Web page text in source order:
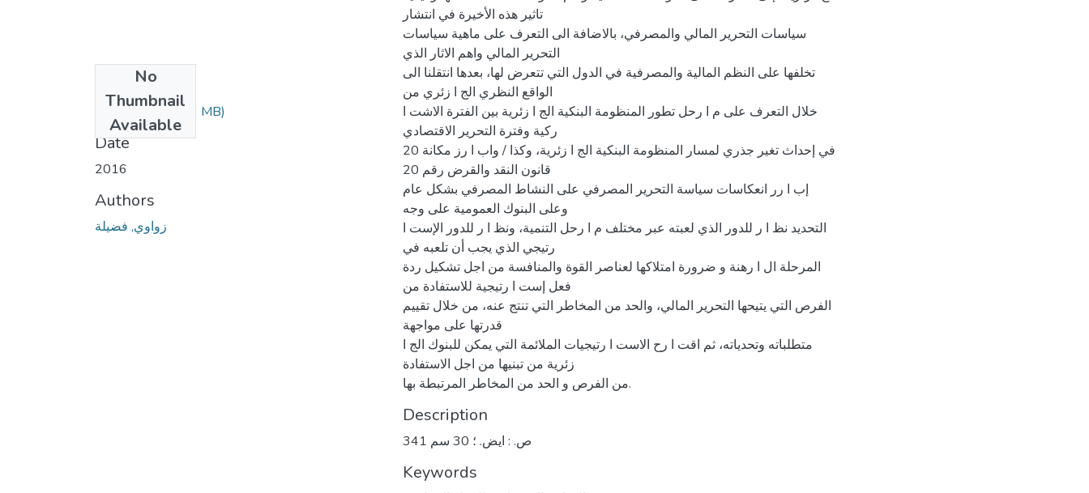
No
Thumbnail
Available
ZEAOUI.pdf(5.23 MB)
Date
2016
Authors
زواوي, فضيلة
تاثير هذه الأخيرة في انتشار
سياسات التحرير المالي والمصرفي، بالاضافة الى التعرف على ماهية سياسات
التحرير المالي واهم الاثار الذي
تخلفها على النظم المالية والمصرفية في الدول التي تتعرض لها، بعدها انتقلنا الى
الواقع النظري الج ا زئري من
خلال التعرف على م ا رحل تطور المنظومة البنكية الج ا زئرية بين الفترة الاشت ا
ركية وفترة التحرير الاقتصادي
20 في إحداث تغير جذري لمسار المنظومة البنكية الج ا زئرية، وكذا / واب ا رز مكانة
قانون النقد والقرض رقم 20
إب ا رر انعكاسات سياسة التحرير المصرفي على النشاط المصرفي بشكل عام
وعلى البنوك العمومية على وجه
التحديد نظ ا ر للدور الذي لعبته عبر مختلف م ا رحل التنمية، ونظ ا ر للدور الإست ا
رتيجي الذي يجب أن تلعبه في
المرحلة ال ا رهنة و ضرورة امتلاكها لعناصر القوة والمنافسة من اجل تشكيل ردة
فعل إست ا رتيجية للاستفادة من
الفرص التي يتيحها التحرير المالي، والحد من المخاطر التي تنتج عنه، من خلال تقييم
قدرتها على مواجهة
متطلباته وتحدياته، ثم اقت ا رح الاست ا رتيجيات الملائمة التي يمكن للبنوك الج ا
زئرية من تبنيها من اجل الاستفادة
من الفرص و الحد من المخاطر المرتبطة بها.
Description
341 ص. : ايض. ؛ 30 سم
Keywords